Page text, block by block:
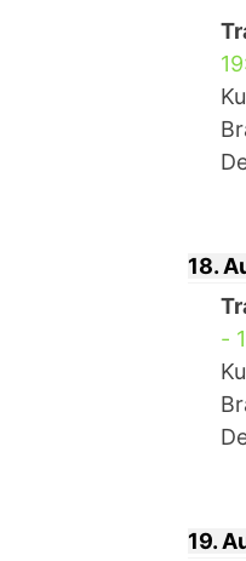
18.
-
19.